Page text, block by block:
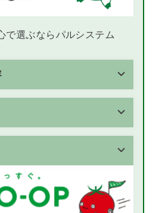
で選ぶならパルシステム